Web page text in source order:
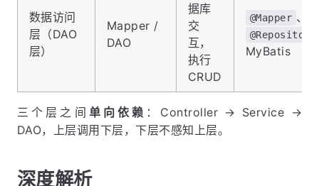
数据访问
层（DAO
层）
Mapper /
DAO
据库
交
互，
执行
CRUD
@Mapper 、
@Repository
MyBatis
三个层之间 单向依赖 ：Controller → Service →
DAO，上层调用下层，下层不感知上层。
深度解析